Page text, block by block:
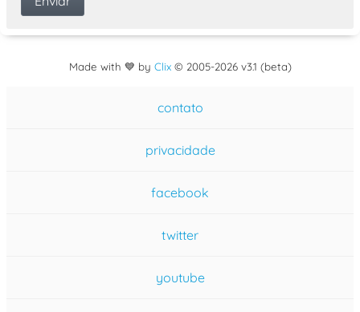
Made with 💙 by Clix© 2005-2026 v3.1 (beta)
contato
privacidade
facebook
twitter
youtube